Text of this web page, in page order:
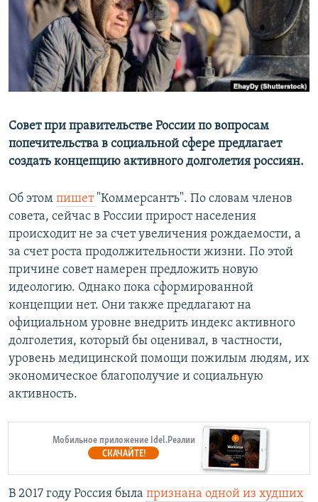
РАСПИСАНИЕ ВЕЩАНИЯ
ПОДПИШИТЕСЬ НА РАССЫЛКУ
СОЦИАЛЬНЫЕ СЕТИ
Все сайты РСЕ/РС
Совет при правительстве России по вопросам
попечительства в социальной сфере предлагает
создать концепцию активного долголетия россиян.
Об этом пишет "Коммерсантъ". По словам членов
совета, сейчас в России прирост населения
происходит не за счет увеличения рождаемости, а
за счет роста продолжительности жизни. По этой
причине совет намерен предложить новую
идеологию. Однако пока сформированной
концепции нет. Они также предлагают на
официальном уровне внедрить индекс активного
долголетия, который бы оценивал, в частности,
уровень медицинской помощи пожилым людям, их
экономическое благополучие и социальную
активность.
Мобильное приложение Idel.Реалии
СКАЧАЙТЕ!
В 2017 году Россия была признана одной из худших